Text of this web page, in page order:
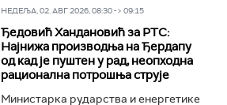
НЕДЕЉА, 02. АВГ 2026, 08:30 -> 09:15
Ђедовић Хандановић за РТС:
Најнижа производња на Ђердапу
oд кад је пуштен у рад, неопходна
рационална потрошња струје
Министарка рударства и енергетике